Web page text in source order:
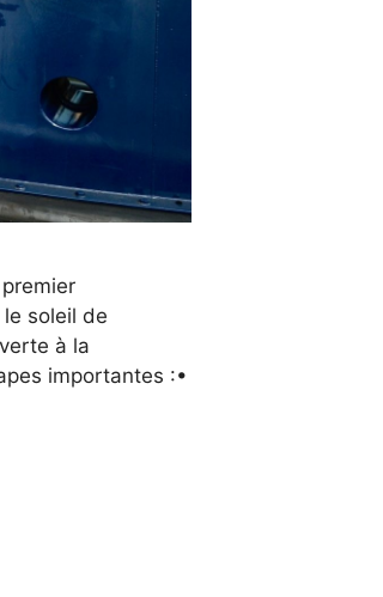
soleil de
à la
importantes :•